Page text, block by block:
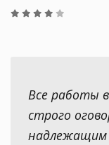
Все работы
строго
надлежащим